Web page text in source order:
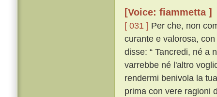
[Voice: fiammetta ]
[ 031 ] Per che, non
curante e valorosa,
disse: “ Tancredi, né a
varrebbe né l'altro
rendermi benivola la
prima con vere ragioni